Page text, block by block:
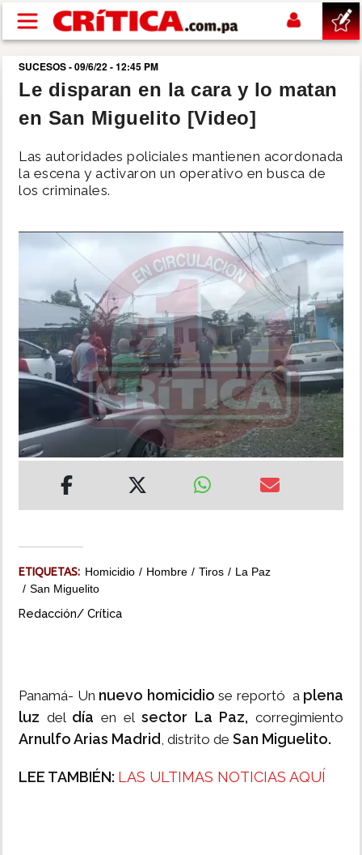
Pasar al contenido principal
buscar
SUCESOS
NACIONAL
DEPORTES
MUNDO
INSÓLITAS
MULTIMEDIA
IMPRESO
SUCESOS - 09/6/22 - 12:45 PM
Le disparan en la cara y lo matan
en San Miguelito [Video]
Las autoridades policiales mantienen acordonada
la escena y activaron un operativo en busca de
los criminales.
ETIQUETAS: Homicidio Hombre Tiros
La Paz
San Miguelito
Redacción/ Crítica
Panamá- Un nuevo homicidio se reportó aplena
luz del día en el sector La Paz, corregimiento
Arnulfo Arias Madrid , distrito de San Miguelito.
LEE TAMBIÉN: LAS ULTIMAS NOTICIAS AQUÍ